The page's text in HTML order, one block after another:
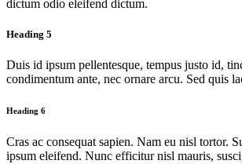
dictum odio eleifend dictum.
Heading 5
Duis id ipsum pellentesque, tempus justo id,
condimentum ante, nec ornare arcu. Sed quis
Heading 6
Cras ac consequat sapien. Nam eu nisl tortor.
ipsum eleifend. Nunc efficitur nisl mauris,